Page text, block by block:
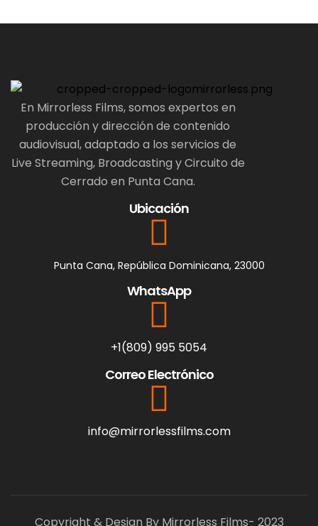
En Mirrorless Films, somos expertos en
producción y dirección de contenido
audiovisual, adaptado a los servicios de
Live Streaming, Broadcasting y Circuito de
Cerrado en Punta Cana.
Ubicación
Punta Cana, República Dominicana, 23000
WhatsApp
+1(809) 995 5054
Correo Electrónico
info@mirrorlessfilms.com
Copyright & Design By Mirrorless Films- 2023